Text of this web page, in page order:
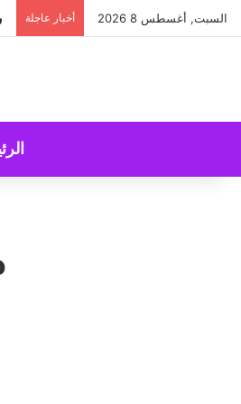
السبت, أغسطس 8 2026 أخبار عاجلة